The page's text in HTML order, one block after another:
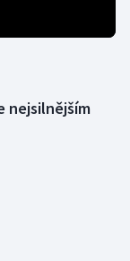
nejsilnějším